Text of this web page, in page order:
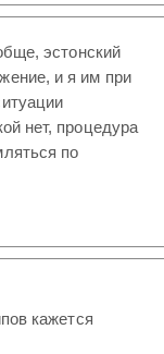
эстонский
и я им при
нет, процедура
по
кажется